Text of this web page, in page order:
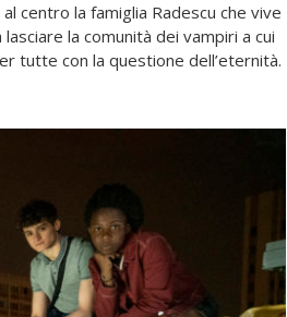
centro la famiglia Radescu che vive
la comunità dei vampiri a cui
tutte con la questione dell’eternità.